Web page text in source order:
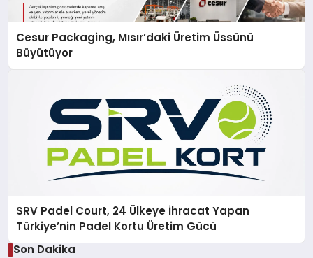
Cesur Packaging, Mısır’daki Üretim Üssünü
Büyütüyor
SRV Padel Court, 24 Ülkeye İhracat Yapan
Türkiye’nin Padel Kortu Üretim Gücü
Son Dakika